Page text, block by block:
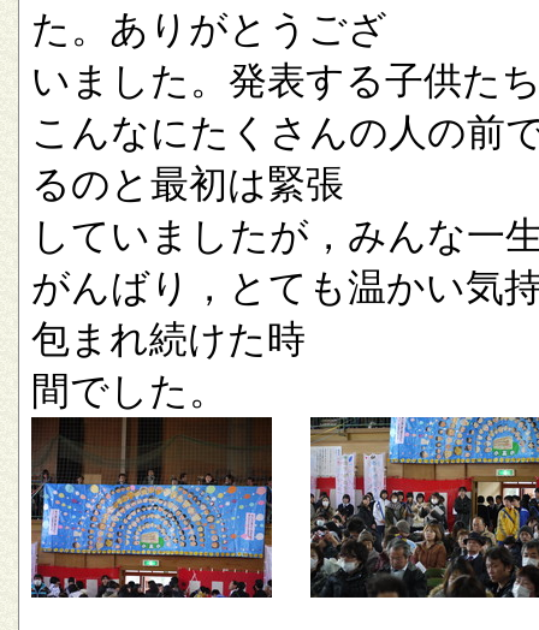
た。ありがとうござ
いました。発表する子供た
こんなにたくさんの人の前
るのと最初は緊張
していましたが，みんな一
がんばり，とても温かい気
包まれ続けた時
間でした。